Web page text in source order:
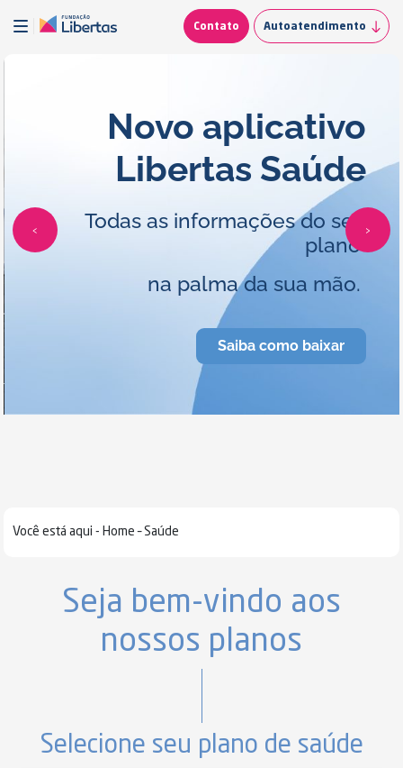
Contato Autoatendimento
Novo aplicativo
Libertas Saúde
Todas as informações do seu
plano
na palma da sua mão.
Saiba como baixar
‹ ›
Você está aqui - Home – Saúde
Seja bem-vindo aos
nossos planos
Selecione seu plano de saúde